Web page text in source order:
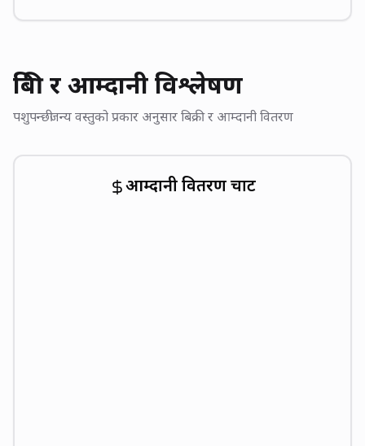
बिक्री र आम्दानी विश्लेषण
पशुपन्छीजन्य वस्तुको प्रकार अनुसार बिक्री र आम्दानी वितरण
आम्दानी वितरण चार्ट